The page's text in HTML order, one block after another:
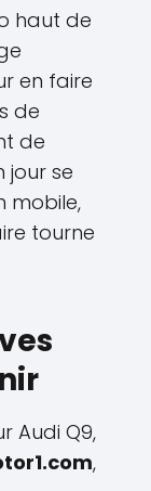
haut de
en faire
de
de
jour se
mobile,
tourne
Audi Q9,
,